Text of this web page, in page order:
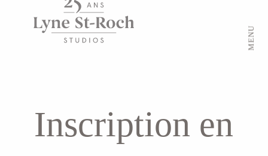
MENU
Inscription en